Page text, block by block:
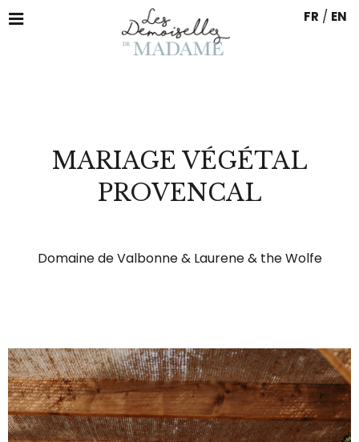
FR / EN
MARIAGE VÉGÉTAL
PROVENCAL
Domaine de Valbonne & Laurene & the Wolfe